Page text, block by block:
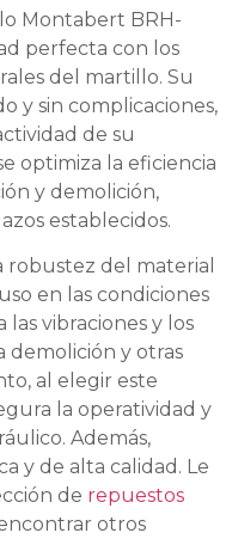
Montabert BRH-
perfecta con los
del martillo. Su
y sin complicaciones,
de su
optimiza la eficiencia
y demolición,
establecidos.
robustez del material
en las condiciones
las vibraciones y los
demolición y otras
al elegir este
la operatividad y
Además,
y de alta calidad. Le
de repuestos
otros